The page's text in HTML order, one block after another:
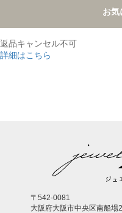
お気
返品キャンセル不可
詳細はこちら
〒542-0081
大阪府大阪市中央区南船場